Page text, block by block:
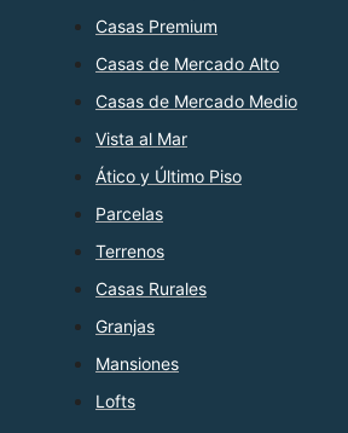
Casas Premium
Casas de Mercado Alto
Casas de Mercado Medio
Vista al Mar
Ático y Último Piso
Parcelas
Terrenos
Casas Rurales
Granjas
Mansiones
Lofts